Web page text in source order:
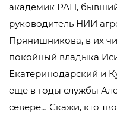
академик РАН,
руководитель НИИ
Прянишникова, в их
покойный владыка
Екатеринодарский и
еще в годы службы
севере… Скажи, кто